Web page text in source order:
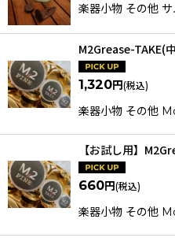
楽器小物 その他
M2Grease-TAKE(
1,320円(税込)
楽器小物 その他
【お試し用】
660円(税込)
楽器小物 その他